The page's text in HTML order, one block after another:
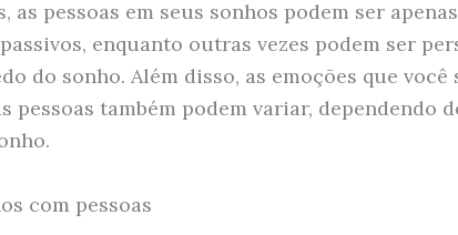
as pessoas em seus sonhos podem ser apenas
enquanto outras vezes podem ser
do sonho. Além disso, as emoções que você
pessoas também podem variar, dependendo
com pessoas